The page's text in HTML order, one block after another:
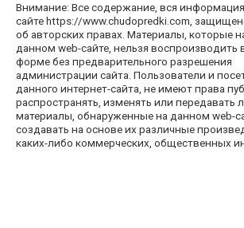
Внимание: Все содержание, вся
сайте https://www.chudopredki.com,
об авторских правах. Материалы, которые
данном web-сайте, нельзя воспроизводить
форме без предварительного разрешения
администрации сайта. Пользователи и
данного интернет-сайта, не имеют права
распространять, изменять или передавать
материалы, обнаруженные на данном web-
создавать на основе их различные
каких-либо коммерческих, общественных